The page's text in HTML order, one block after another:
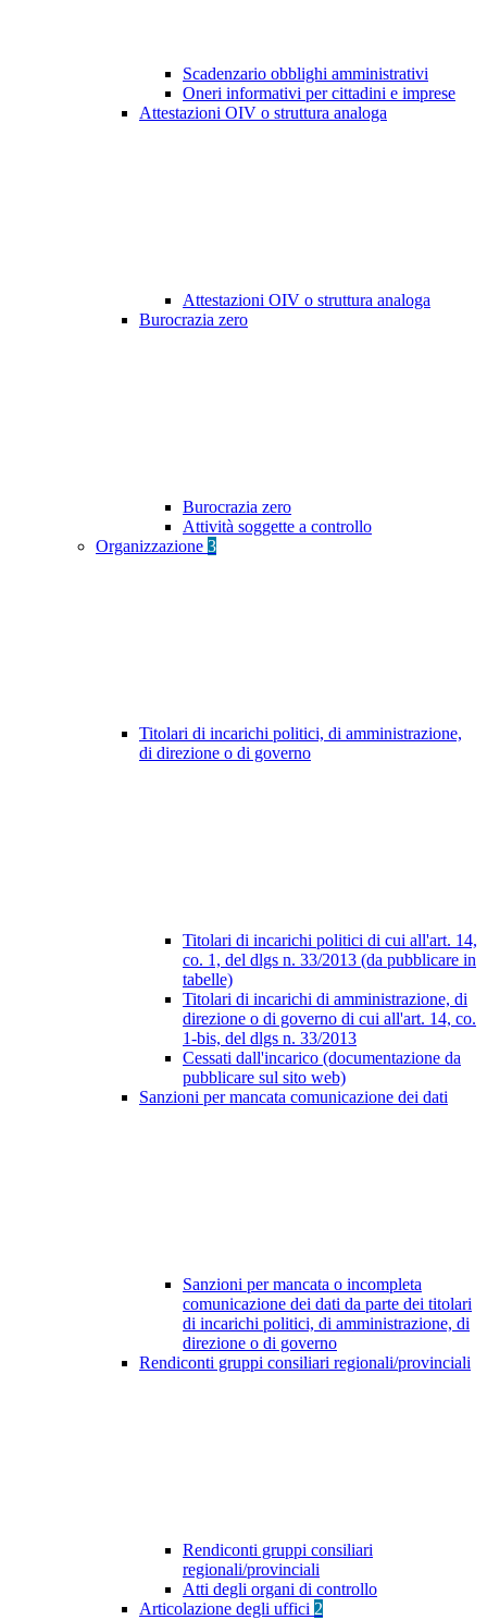
Scadenzario obblighi amministrativi
Oneri informativi per cittadini e imprese
Attestazioni OIV o struttura analoga
Attestazioni OIV o struttura analoga
Burocrazia zero
Burocrazia zero
Attività soggette a controllo
Organizzazione 3
Titolari di incarichi politici, di amministrazione,
di direzione o di governo
Titolari di incarichi politici di cui all'art. 14,
co. 1, del dlgs n. 33/2013 (da pubblicare in
tabelle)
Titolari di incarichi di amministrazione, di
direzione o di governo di cui all'art. 14, co.
1-bis, del dlgs n. 33/2013
Cessati dall'incarico (documentazione da
pubblicare sul sito web)
Sanzioni per mancata comunicazione dei dati
Sanzioni per mancata o incompleta
comunicazione dei dati da parte dei titolari
di incarichi politici, di amministrazione, di
direzione o di governo
Rendiconti gruppi consiliari regionali/provinciali
Rendiconti gruppi consiliari
regionali/provinciali
Atti degli organi di controllo
Articolazione degli uffici 2